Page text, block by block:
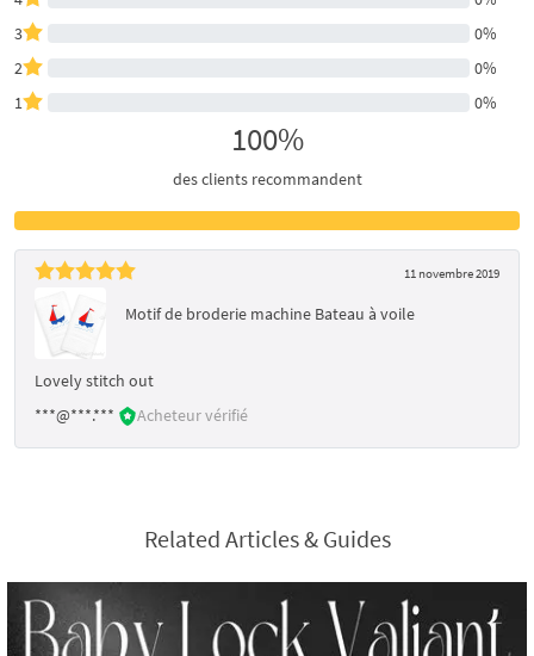
3
0%
2
0%
1
0%
100%
des clients recommandent
11 novembre 2019
Motif de broderie machine Bateau à voile
Lovely stitch out
***@***.***
Acheteur vérifié
Related Articles & Guides